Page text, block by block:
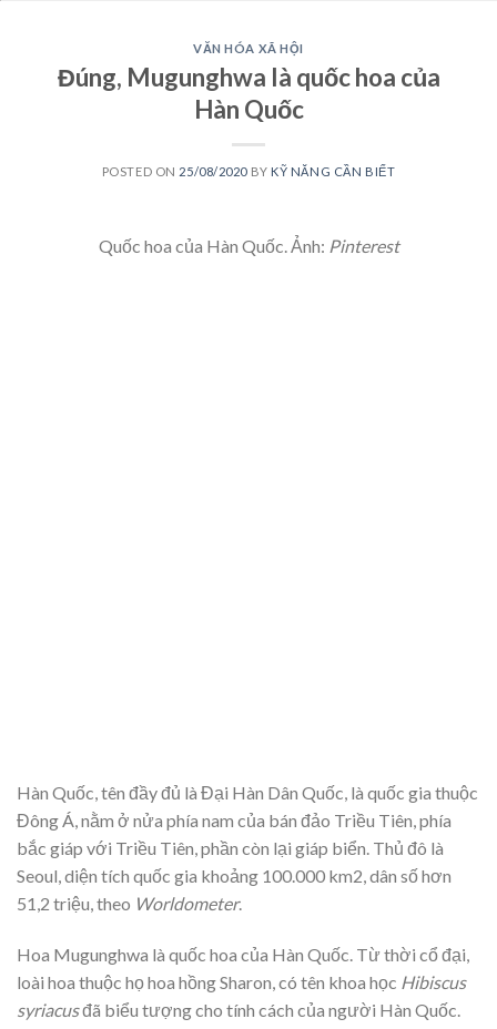
VĂN HÓA XÃ HỘI
Đúng, Mugunghwa là quốc hoa của
Hàn Quốc
POSTED ON 25/08/2020 BY KỸ NĂNG CẦN BIẾT
Quốc hoa của Hàn Quốc. Ảnh: Pinterest
Hàn Quốc, tên đầy đủ là Đại Hàn Dân Quốc, là quốc gia thuộc
Đông Á, nằm ở nửa phía nam của bán đảo Triều Tiên, phía
bắc giáp với Triều Tiên, phần còn lại giáp biển. Thủ đô là
Seoul, diện tích quốc gia khoảng 100.000 km2, dân số hơn
51,2 triệu, theo Worldometer.
Hoa Mugunghwa là quốc hoa của Hàn Quốc. Từ thời cổ đại,
loài hoa thuộc họ hoa hồng Sharon, có tên khoa học Hibiscus
syriacusđã biểu tượng cho tính cách của người Hàn Quốc.